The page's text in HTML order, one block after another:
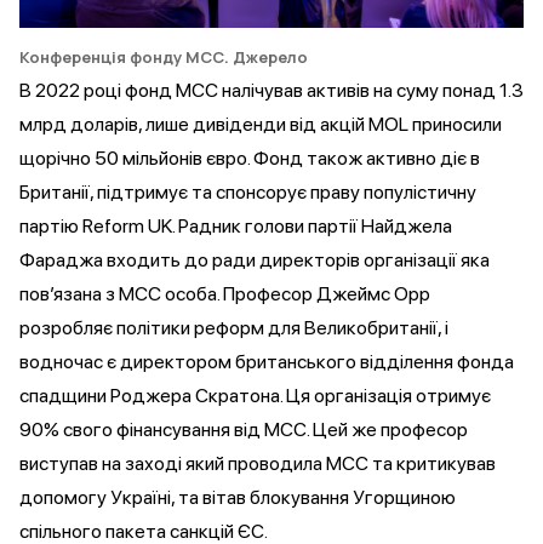
Конференція фонду МСС. Джерело
В 2022 році фонд MCCналічував активів на суму понад 1.3
млрд доларів, лише дивіденди від акцій MOL приносили
щорічно 50 мільйонів євро. Фонд також активно діє в
Британії, підтримує таспонсоруєправу популістичну
партію Reform UK. Радник голови партії Найджела
Фараджа входить до ради директорів організації яка
пов’язана з MCC особа. Професор Джеймс Орр
розробляє політики реформ для Великобританії, і
водночас є директором британського відділення фонда
спадщини Роджера Скратона. Ця організація отримує
90% свого фінансування від МСС. Цей же професор
виступав на заході який проводила МСС та критикував
допомогу Україні, та вітав блокування Угорщиною
спільного пакета санкцій ЄС.